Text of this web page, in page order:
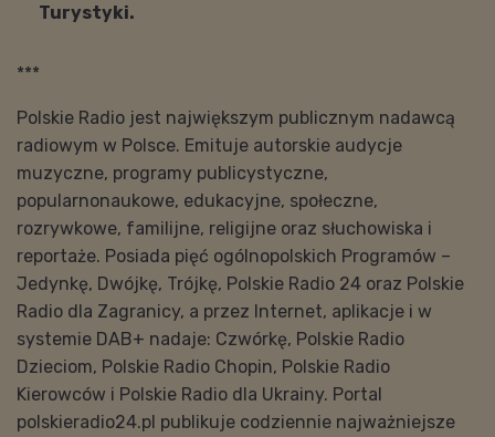
Turystyki.
***
Polskie Radio jest największym publicznym nadawcą
radiowym w Polsce. Emituje autorskie audycje
muzyczne, programy publicystyczne,
popularnonaukowe, edukacyjne, społeczne,
rozrywkowe, familijne, religijne oraz słuchowiska i
reportaże. Posiada pięć ogólnopolskich Programów –
Jedynkę, Dwójkę, Trójkę, Polskie Radio 24 oraz Polskie
Radio dla Zagranicy, a przez Internet, aplikacje i w
systemie DAB+ nadaje: Czwórkę, Polskie Radio
Dzieciom, Polskie Radio Chopin, Polskie Radio
Kierowców i Polskie Radio dla Ukrainy. Portal
polskieradio24.pl publikuje codziennie najważniejsze